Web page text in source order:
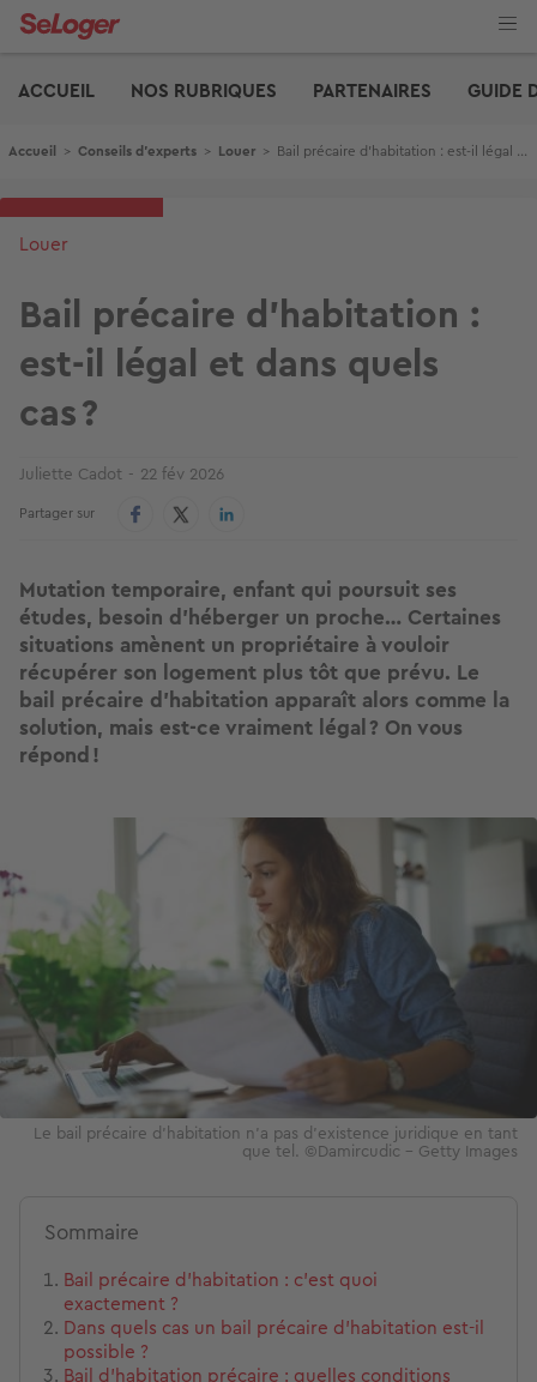
Aller
ACCUEIL
NOS RUBRIQUES PARTENAIRES GUIDE
Fil d'Ariane
Accueil > Conseils d'experts > Louer > Bail précaire d’habitation : est-il légal et dans quels cas ?
Louer
Bail précaire d’habitation :
est-il légal et dans quels
cas ?
Juliette Cadot 22 fév 2026
Partager sur
Mutation temporaire, enfant qui poursuit ses
études, besoin d’héberger un proche… Certaines
situations amènent un propriétaire à vouloir
récupérer son logement plus tôt que prévu. Le
bail précaire d’habitation apparaît alors comme la
solution, mais est-ce vraiment légal ? On vous
répond !
Le bail précaire d'habitation n'a pas d'existence juridique en tant
que tel. ©Damircudic – Getty Images
Sommaire
Bail précaire d’habitation : c’est quoi
exactement ?
Dans quels cas un bail précaire d’habitation est-il
possible ?
Bail d’habitation précaire : quelles conditions